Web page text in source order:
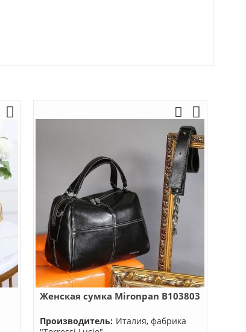
Женская сумка Mironpan B103803
Производитель: Италия, фабрика